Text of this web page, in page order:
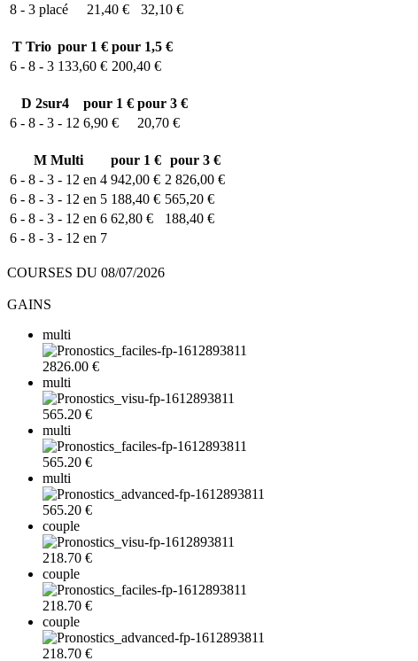
8 - 3 placé 21,40 € 32,10 €
T Trio pour 1 € pour 1,5 €
6 - 8 - 3 133,60 € 200,40 €
D 2sur4 pour 1 € pour 3 €
6 - 8 - 3 - 12 6,90 € 20,70 €
M Multi pour 1 € pour 3 €
6 - 8 - 3 - 12 en 4 942,00 € 2 826,00 €
6 - 8 - 3 - 12 en 5 188,40 € 565,20 €
6 - 8 - 3 - 12 en 6 62,80 €
188,40 €
6 - 8 - 3 - 12 en 7
COURSES DU 08/07/2026
GAINS
multi
2826.00 €
multi
565.20 €
multi
565.20 €
multi
565.20 €
couple
218.70 €
couple
218.70 €
couple
218.70 €